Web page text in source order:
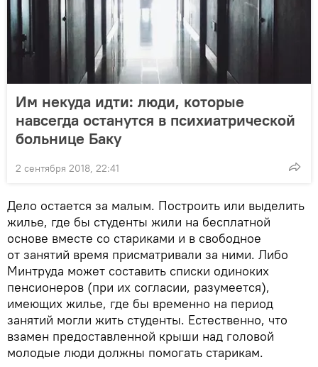
Им некуда идти: люди, которые
навсегда останутся в психиатрической
больнице Баку
2 сентября 2018, 22:41
Дело остается за малым. Построить или выделить
жилье, где бы студенты жили на бесплатной
основе вместе со стариками и в свободное
от занятий время присматривали за ними. Либо
Минтруда может составить списки одиноких
пенсионеров (при их согласии, разумеется),
имеющих жилье, где бы временно на период
занятий могли жить студенты. Естественно, что
взамен предоставленной крыши над головой
молодые люди должны помогать старикам.